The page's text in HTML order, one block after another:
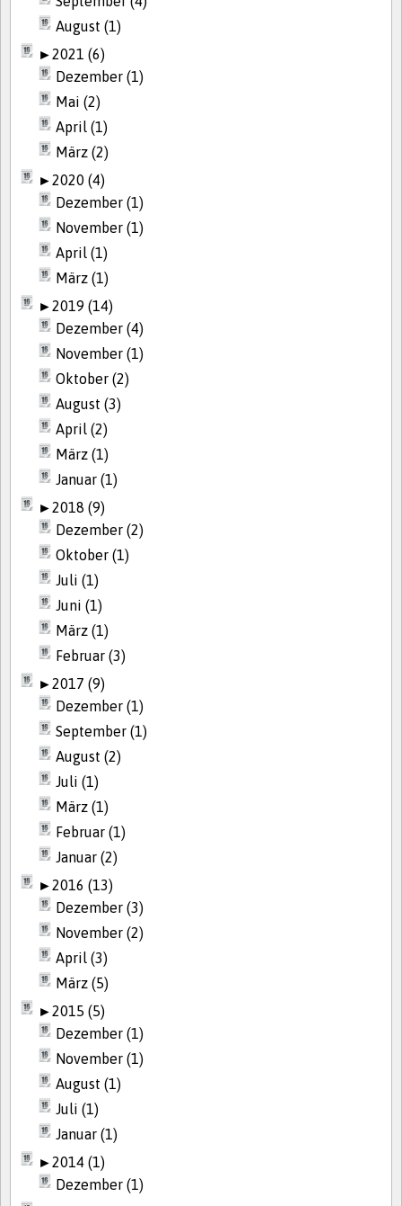
August (1)
►2021 (6)
Dezember (1)
Mai (2)
April (1)
März (2)
►2020 (4)
Dezember (1)
November (1)
April (1)
März (1)
►2019 (14)
Dezember (4)
November (1)
Oktober (2)
August (3)
April (2)
März (1)
Januar (1)
►2018 (9)
Dezember (2)
Oktober (1)
Juli (1)
Juni (1)
März (1)
Februar (3)
►2017 (9)
Dezember (1)
September (1)
August (2)
Juli (1)
März (1)
Februar (1)
Januar (2)
►2016 (13)
Dezember (3)
November (2)
April (3)
März (5)
►2015 (5)
Dezember (1)
November (1)
August (1)
Juli (1)
Januar (1)
►2014 (1)
Dezember (1)